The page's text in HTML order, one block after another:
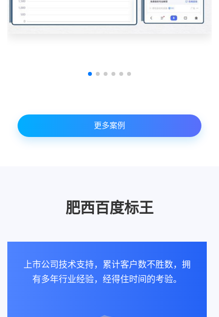
更多案例
肥西百度标王
上市公司技术支持，累计客户数不胜数，拥
有多年行业经验，经得住时间的考验。